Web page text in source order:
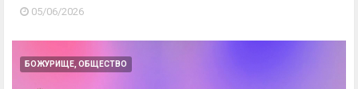
05/06/2026
БОЖУРИЩЕ, ОБЩЕСТВО